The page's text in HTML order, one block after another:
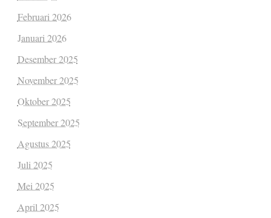
Februari 2026
Januari 2026
Desember 2025
November 2025
Oktober 2025
September 2025
Agustus 2025
Juli 2025
Mei 2025
April 2025